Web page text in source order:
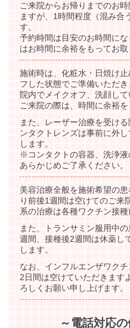
ご来院からお帰りまでのお
ますが、1時間程度（混み合
す。
予約時間は目安のお時間に
はお時間に余裕をもってお
施術時は、化粧水・日焼け
フした状態でご準備いただ
院内でメイクオフ、洗顔し
ご来院の際は、時間に余裕を
また、レーザー治療を受け
ンタクトレンズは事前に外
します。
※コンタクトの容器、洗浄液
あらかじめご了承ください。
美容治療全般を施術希望の
り前後1週間は空けてのご来
系の治療は各種ワクチン接種
また、トランサミン服用中
週間、接種後2週間は休薬し
します。
なお、インフルエンザワク
2日間は空けていただきます
ろしくお願い申し上げます。
～電話対応